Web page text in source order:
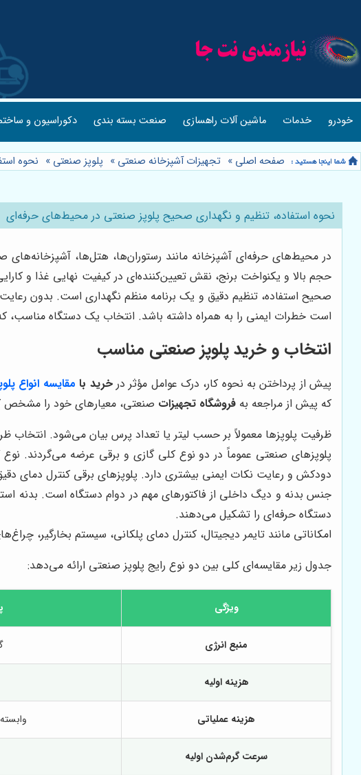
خودرو خدمات ماشین آلات راهسازی صنعت بسته بندی دکوراسیون و
صفحه اصلی » تجهیزات آشپزخانه صنعتی » پلوپز صنعتی » نحوه
نحوه استفاده، تنظیم و نگهداری صحیح پلوپز صنعتی در محیط‌های حرفه‌ای
در محیط‌های حرفه‌ای آشپزخانه مانند رستوران‌ها، هتل‌ها،
حجم بالا و یکنواخت برنج، نقش تعیین‌کننده‌ای در کیفیت نهایی غذا و
صحیح استفاده، تنظیم دقیق و یک برنامه منظم نگهداری است. بدون
است خطرات ایمنی را به همراه داشته باشد. انتخاب یک دستگاه مناسب،
انتخاب و خرید پلوپز صنعتی مناسب
پیش از پرداختن به نحوه کار، درک عوامل مؤثر در خرید با مقایسه انواع
که پیش از مراجعه به فروشگاه تجهیزات صنعتی، معیارهای خود را مشخص
ظرفیت پلوپزها معمولاً بر حسب لیتر یا تعداد پرس بیان می‌شود.
پلوپزهای صنعتی عموماً در دو نوع کلی گازی و برقی عرضه می‌گردند. نوع
دودکش و رعایت نکات ایمنی بیشتری دارد. پلوپزهای برقی کنترل دمای
جنس بدنه و دیگ داخلی از فاکتورهای مهم در دوام دستگاه است.
دستگاه حرفه‌ای را تشکیل می‌دهند.
امکاناتی مانند تایمر دیجیتال، کنترل دمای پلکانی، سیستم
جدول زیر مقایسه‌ای کلی بین دو نوع رایج پلوپز صنعتی ارائه می‌دهد:
ویژگی
منبع انرژی
هزینه اولیه
هزینه عملیاتی
سرعت گرم‌شدن اولیه